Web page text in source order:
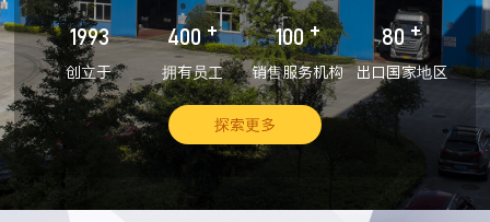
1993
创立于
400 +
拥有员工
100 +
销售服务机构
80 +
出口国家地区
探索更多